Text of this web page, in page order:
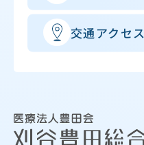
交通アクセス